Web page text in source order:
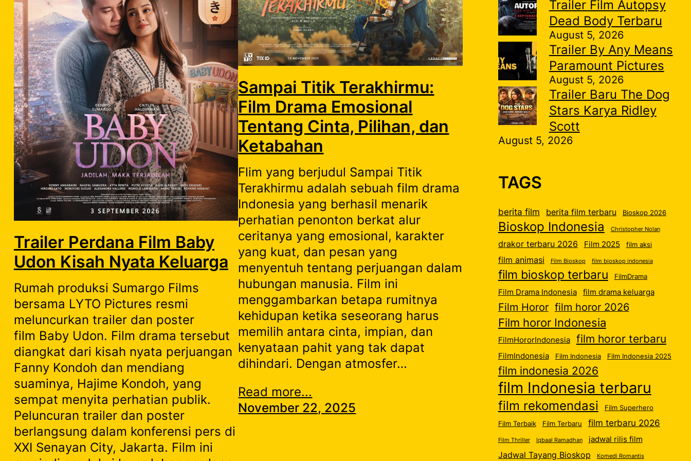
Trailer Perdana Film Baby
Udon Kisah Nyata Keluarga
Rumah produksi Sumargo Films
bersama LYTO Pictures resmi
meluncurkan trailer dan poster
film Baby Udon. Film drama tersebut
diangkat dari kisah nyata perjuangan
Fanny Kondoh dan mendiang
suaminya, Hajime Kondoh, yang
sempat menyita perhatian publik.
Peluncuran trailer dan poster
berlangsung dalam konferensi pers di
XXI Senayan City, Jakarta. Film ini
Sampai Titik Terakhirmu:
Film Drama Emosional
Tentang Cinta, Pilihan, dan
Ketabahan
Flim yang berjudul Sampai Titik
Terakhirmu adalah sebuah film drama
Indonesia yang berhasil menarik
perhatian penonton berkat alur
ceritanya yang emosional, karakter
yang kuat, dan pesan yang
menyentuh tentang perjuangan dalam
hubungan manusia. Film ini
menggambarkan betapa rumitnya
kehidupan ketika seseorang harus
memilih antara cinta, impian, dan
kenyataan pahit yang tak dapat
dihindari. Dengan atmosfer…
Read more...
November 22, 2025
Trailer Film Autopsy
Dead Body Terbaru
August 5, 2026
Trailer By Any Means
Paramount Pictures
August 5, 2026
Trailer Baru The Dog
Stars Karya Ridley
Scott
August 5, 2026
TAGS
berita film berita film terbaru Bioskop 2026
Bioskop Indonesia Christopher Nolan
drakor terbaru 2026 Film 2025 film aksi
film animasi Film Bioskop film bioskop indonesia
film bioskop terbaru FilmDrama
Film Drama Indonesia film drama keluarga
Film Horor film horor 2026
Film horor Indonesia
FilmHororIndonesia film horor terbaru
FilmIndonesia Film Indonesia Film Indonesia 2025
film indonesia 2026
film Indonesia terbaru
film rekomendasi
Film Superhero
Film Terbaik
Film Terbaru film terbaru 2026
Film Thriller Iqbaal Ramadhan jadwal rilis film
Jadwal Tayang Bioskop Komedi Romantis